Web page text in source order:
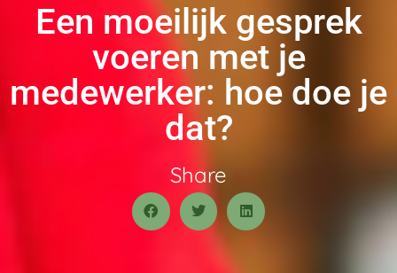
Een moeilijk gesprek
voeren met je
medewerker: hoe doe je
dat?
Share